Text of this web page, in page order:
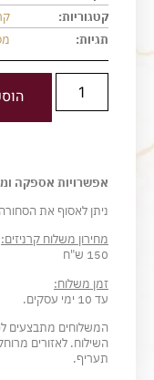
קטגוריות:
תגיות:
אפשרויות אספקה
ניתן לאסוף את
מחירון משלוח קרניזים:
150 ש"ח
זמן משלוח:
עד 10 ימי עסקים.
המשלוחים מתבצעים
השילוח. לאזורים
תעריף.